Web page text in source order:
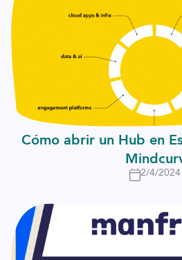
Cómo abrir un Hub en
2/4/2024